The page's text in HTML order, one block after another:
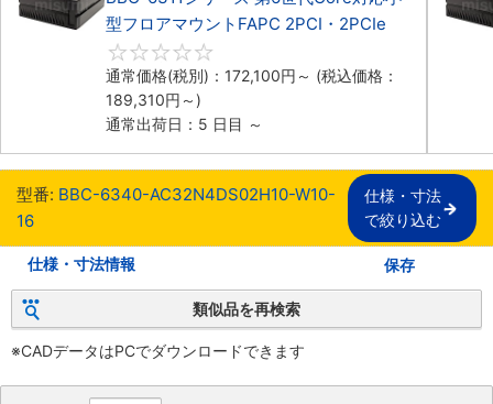
型フロアマウントFAPC 2PCI・2PCIe
通常価格(税別)： 172,100円 ～ (税込価格：
189,310円 ～)
通常出荷日：5 日目 ～
型番: BBC-6340-AC32N4DS02H10-W10-
16
仕様・寸法
で絞り込む
仕様・寸法情報 保存
類似品を再検索
※CADデータはPCでダウンロードできます